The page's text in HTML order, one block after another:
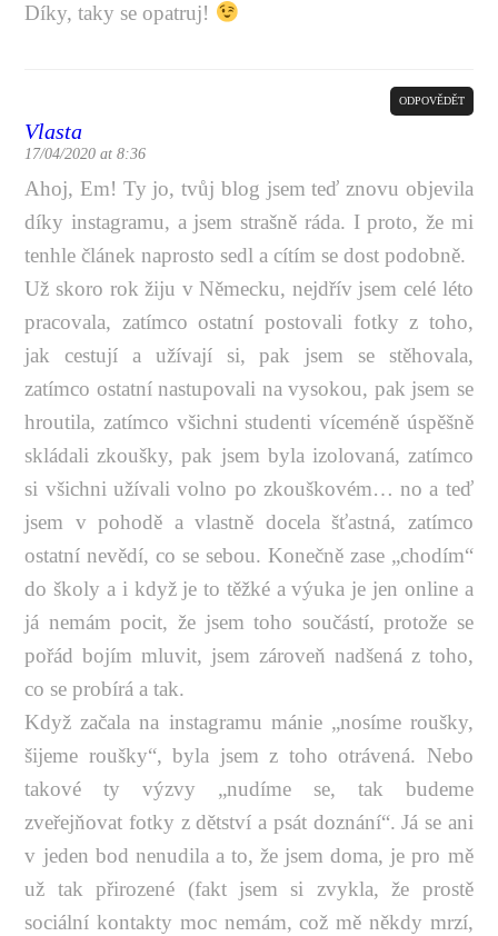
Díky, taky se opatruj!
Vlasta
17/04/2020 at 8:36
ODPOVĚDĚT
Ahoj, Em! Ty jo, tvůj blog jsem teď znovu objevila
díky instagramu, a jsem strašně ráda. I proto, že mi
tenhle článek naprosto sedl a cítím se dost podobně.
Už skoro rok žiju v Německu, nejdřív jsem celé léto
pracovala, zatímco ostatní postovali fotky z toho,
jak cestují a užívají si, pak jsem se stěhovala,
zatímco ostatní nastupovali na vysokou, pak jsem se
hroutila, zatímco všichni studenti víceméně úspěšně
skládali zkoušky, pak jsem byla izolovaná, zatímco
si všichni užívali volno po zkouškovém… no a teď
jsem v pohodě a vlastně docela šťastná, zatímco
ostatní nevědí, co se sebou. Konečně zase „chodím“
do školy a i když je to těžké a výuka je jen online a
já nemám pocit, že jsem toho součástí, protože se
pořád bojím mluvit, jsem zároveň nadšená z toho,
co se probírá a tak.
Když začala na instagramu mánie „nosíme roušky,
šijeme roušky“, byla jsem z toho otrávená. Nebo
takové ty výzvy „nudíme se, tak budeme
zveřejňovat fotky z dětství a psát doznání“. Já se ani
v jeden bod nenudila a to, že jsem doma, je pro mě
už tak přirozené (fakt jsem si zvykla, že prostě
sociální kontakty moc nemám, což mě někdy mrzí,